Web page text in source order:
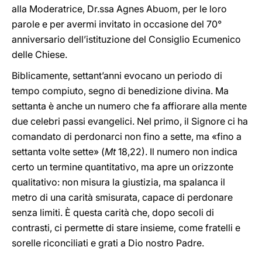
alla Moderatrice, Dr.ssa Agnes Abuom, per le loro
parole e per avermi invitato in occasione del 70°
anniversario dell’istituzione del Consiglio Ecumenico
delle Chiese.
Biblicamente, settant’anni evocano un periodo di
tempo compiuto, segno di benedizione divina. Ma
settanta è anche un numero che fa affiorare alla mente
due celebri passi evangelici. Nel primo, il Signore ci ha
comandato di perdonarci non fino a sette, ma «fino a
settanta volte sette» (Mt18,22). Il numero non indica
certo un termine quantitativo, ma apre un orizzonte
qualitativo: non misura la giustizia, ma spalanca il
metro di una carità smisurata, capace di perdonare
senza limiti. È questa carità che, dopo secoli di
contrasti, ci permette di stare insieme, come fratelli e
sorelle riconciliati e grati a Dio nostro Padre.